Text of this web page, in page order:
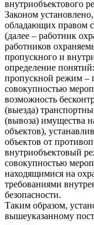
внутриобъектового
Законом
обладающих правом
(далее – работник
работников
пропускного и
определение понятий:
пропускной режим –
совокупностью
возможность
(выезда)
(вывоза) имущества
объектов),
объектов от
внутриобъектовый
совокупностью
находящимися на
требованиями
безопасности.
Таким образом,
вышеуказанному